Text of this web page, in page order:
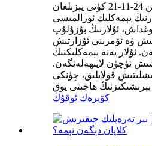
يېمەكلىك ئورالمىسى
ئۇلارنىڭ بۇزۇلۇپ
ۋە ئۆمرىنى ئۇزارتىش
ئۇلار يەنە يېمەكلىكنىڭ
ئۈچۈن لايىھەلەنگەن.
قولايلىق، چۈنكى
كۆپرەك ئوقۇڭ